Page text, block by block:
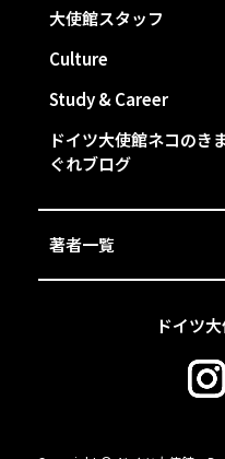
ドイツ
大使館スタッフ
Culture
Study & Career
ドイツ大使館ネコのき
ぐれブログ
著者一覧